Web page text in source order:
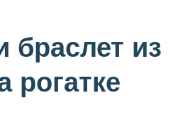
браслет из
рогатке